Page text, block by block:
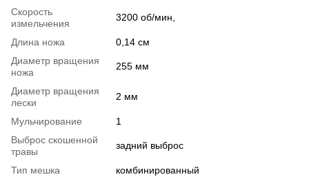
Скорость
измельчения
3200 об/мин,
Длина ножа
0,14 см
Диаметр вращения
ножа
255 мм
Диаметр вращения
лески
2 мм
Мульчирование
1
Выброс скошенной
травы
задний выброс
Тип мешка
комбинированный